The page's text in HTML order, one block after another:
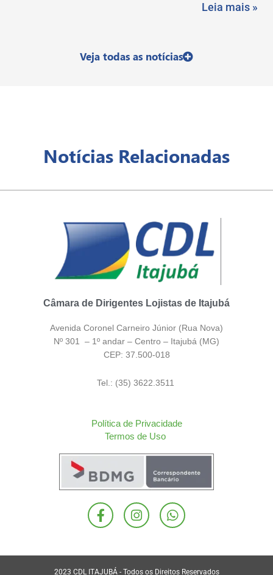
Leia mais »
Veja todas as notícias
Notícias Relacionadas
Câmara de Dirigentes Lojistas de Itajubá
Avenida Coronel Carneiro Júnior (Rua Nova)
Nº 301 – 1º andar – Centro – Itajubá (MG)
CEP: 37.500-018
Tel.: (35) 3622.3511
Política de Privacidade
Termos de Uso
F
a
b
I
n
a
W
h
s
2023 CDL ITAJUBÁ - Todos os Direitos Reservados